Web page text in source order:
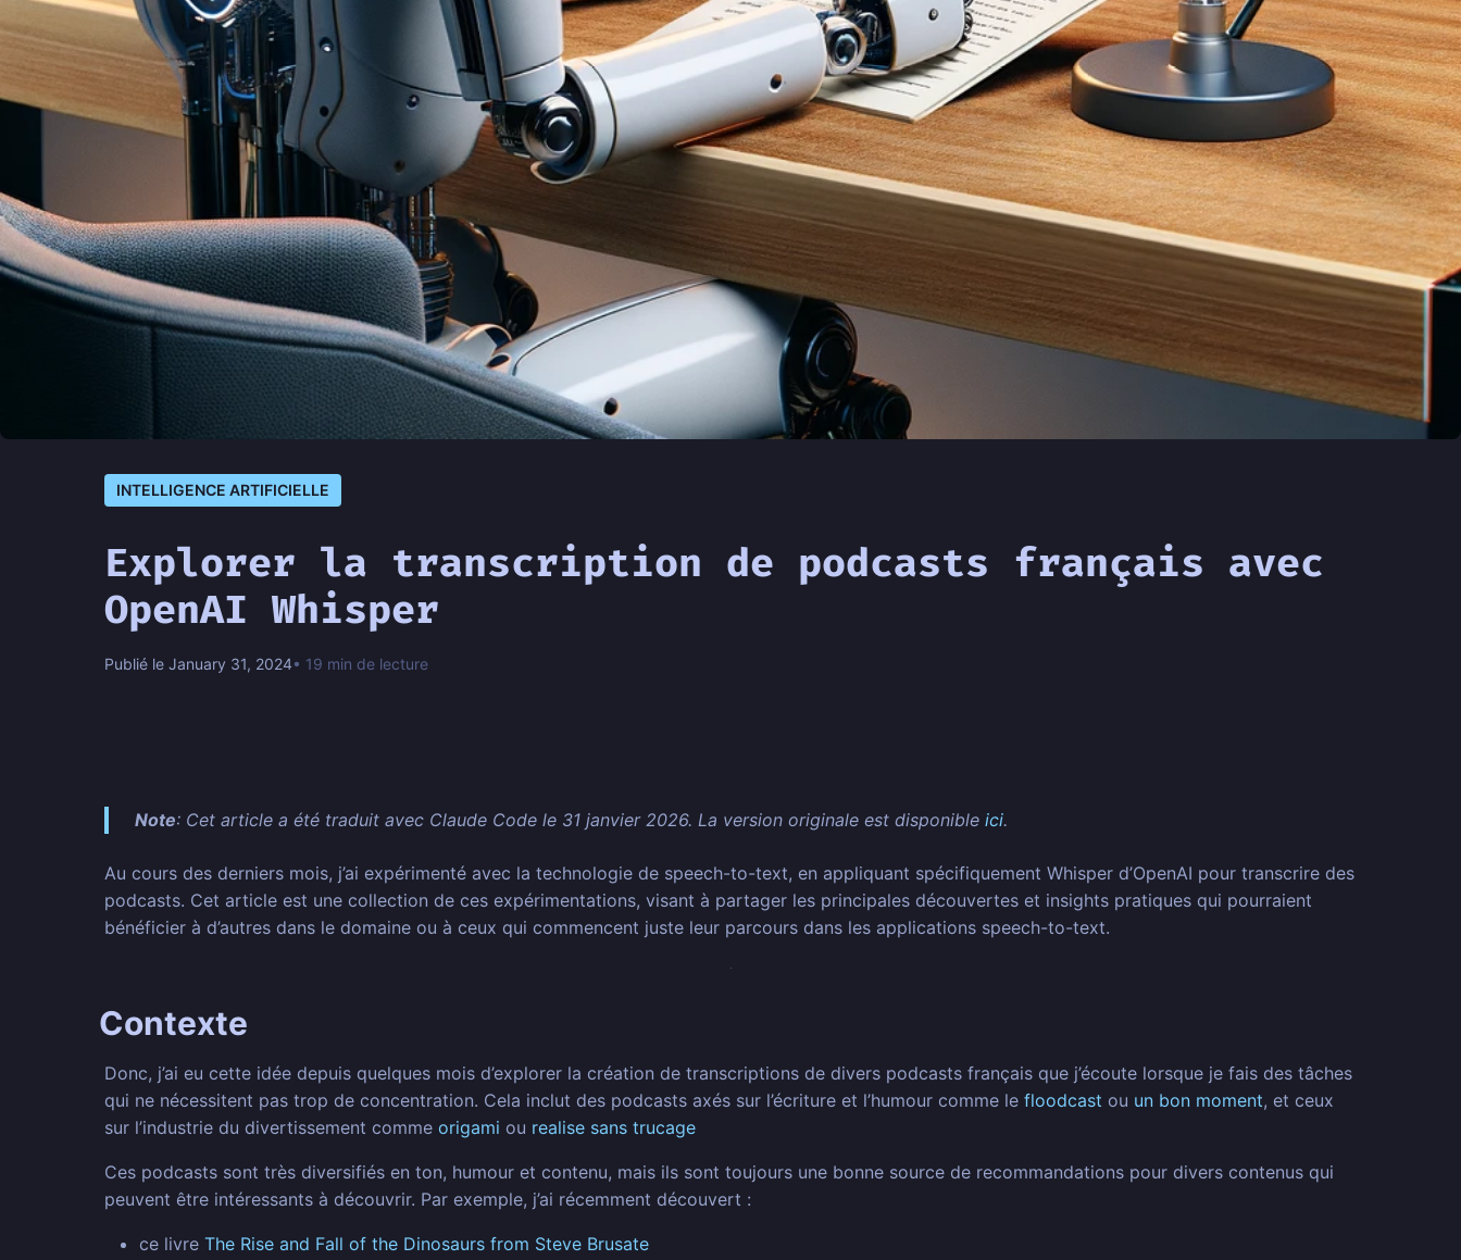
INTELLIGENCE ARTIFICIELLE
Explorer la transcription de podcasts français avec
OpenAI Whisper
Publié le January 31, 2024• 19 min de lecture
Note: Cet article a été traduit avec Claude Code le 31 janvier 2026. La version originale est disponible ici.
Au cours des derniers mois, j’ai expérimenté avec la technologie de speech-to-text, en appliquant spécifiquement Whisper d’OpenAI pour transcrire des
podcasts. Cet article est une collection de ces expérimentations, visant à partager les principales découvertes et insights pratiques qui pourraient
bénéficier à d’autres dans le domaine ou à ceux qui commencent juste leur parcours dans les applications speech-to-text.
Contexte
Donc, j’ai eu cette idée depuis quelques mois d’explorer la création de transcriptions de divers podcasts français que j’écoute lorsque je fais des tâches
qui ne nécessitent pas trop de concentration. Cela inclut des podcasts axés sur l’écriture et l’humour comme le floodcast ou un bon moment, et ceux
sur l’industrie du divertissement comme origami ou realise sans trucage
Ces podcasts sont très diversifiés en ton, humour et contenu, mais ils sont toujours une bonne source de recommandations pour divers contenus qui
peuvent être intéressants à découvrir. Par exemple, j’ai récemment découvert :
ce livre The Rise and Fall of the Dinosaurs from Steve Brusate